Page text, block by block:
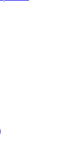
les